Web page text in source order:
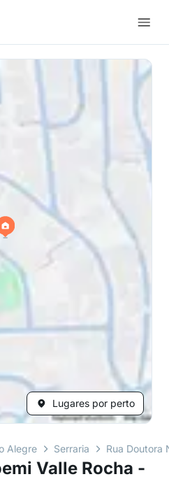
Lugares por perto
Alegre Serraria Rua Doutora
Valle Rocha -